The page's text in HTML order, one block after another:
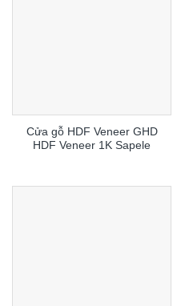
Cửa gỗ HDF Veneer GHD
HDF Veneer 1K Sapele